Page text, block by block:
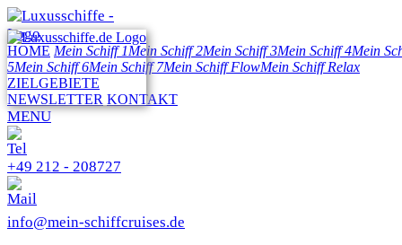
HOME Mein Schiff 1Mein Schiff 2Mein Schiff 3Mein Schiff 4Mein
5Mein Schiff 6Mein Schiff 7Mein Schiff FlowMein Schiff Relax
ZIELGEBIETE
NEWSLETTER KONTAKT
MENU
+49 212 - 208727
info@mein-schiffcruises.de